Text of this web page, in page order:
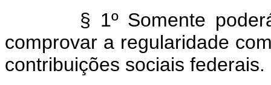
§ 1º Somente poderá
comprovar a regularidade
contribuições sociais federais.